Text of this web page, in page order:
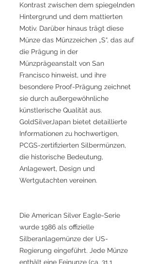
Kontrast zwischen dem spiegelnden
Hintergrund und dem mattierten
Motiv. Darüber hinaus trägt diese
Münze das Münzzeichen „S“, das auf
die Prägung in der
Münzprägeanstalt von San
Francisco hinweist, und ihre
besondere Proof-Prägung zeichnet
sie durch außergewöhnliche
künstlerische Qualität aus.
GoldSilverJapan bietet detaillierte
Informationen zu hochwertigen,
PCGS-zertifizierten Silbermünzen,
die historische Bedeutung,
Anlagewert, Design und
Wertgutachten vereinen.
Die American Silver Eagle-Serie
wurde 1986 als offizielle
Silberanlagemünze der US-
Regierung eingeführt. Jede Münze
enthält eine Feinunze (ca. 31,1